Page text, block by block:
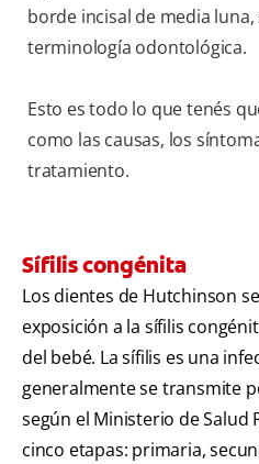
borde incisal de media
terminología odontológica.
Esto es todo lo que tenés
como las causas, los
tratamiento.
Sífilis congénita
Los dientes de Hutchinson
exposición a la sífilis
del bebé. La sífilis es una
generalmente se transmite
según el Ministerio de Salud
cinco etapas: primaria,